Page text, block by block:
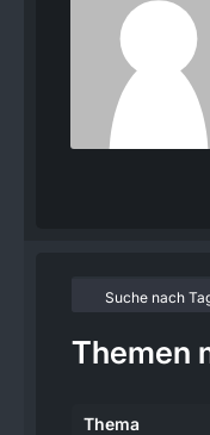
Suche nach
Themen
Thema